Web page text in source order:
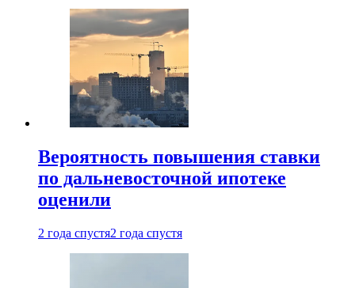
Вероятность повышения ставки
по дальневосточной ипотеке
оценили
2 года спустя2 года спустя